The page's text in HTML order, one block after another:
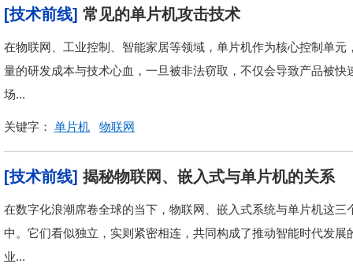
[技术前线] 常见的单片机攻击技术
在物联网、工业控制、智能家居等领域，单片机作为核心控制单
量的研发成本与技术心血，一旦被非法窃取，不仅会导致产品被
场...
关键字： 单片机 物联网
[技术前线] 揭秘物联网、嵌入式与单片机的关系
在数字化浪潮席卷全球的当下，物联网、嵌入式系统与单片机这
中。它们看似独立，实则紧密相连，共同构成了推动智能时代发
业...